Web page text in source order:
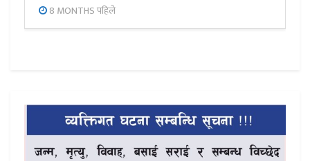
8 MONTHS पहिले